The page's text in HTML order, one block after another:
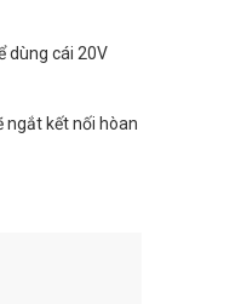
dùng cái 20V
ngắt kết nối hòan